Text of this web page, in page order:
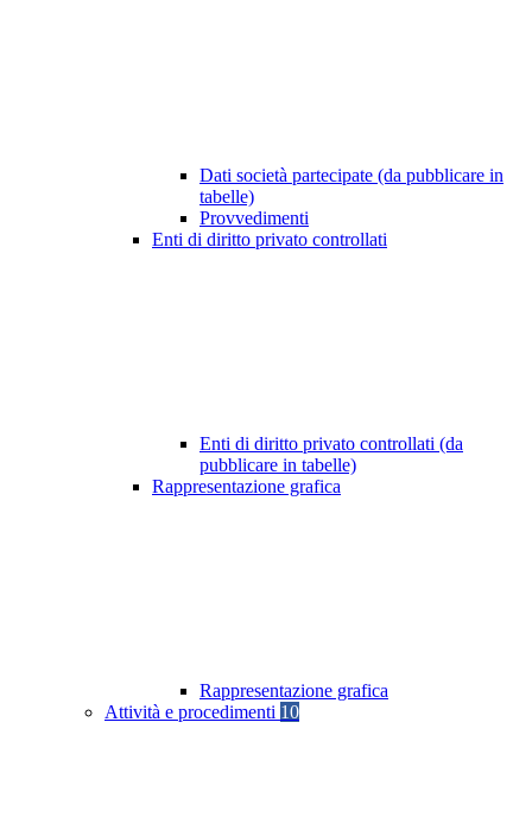
Dati società partecipate (da pubblicare in
tabelle)
Provvedimenti
Enti di diritto privato controllati
Enti di diritto privato controllati (da
pubblicare in tabelle)
Rappresentazione grafica
Rappresentazione grafica
Attività e procedimenti 10